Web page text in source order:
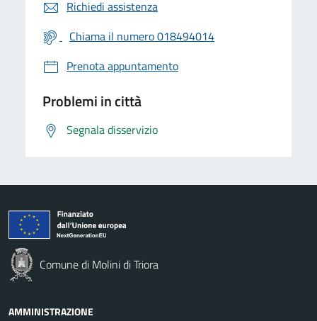
Richiedi assistenza
Chiama il numero 018494014
Prenota appuntamento
Problemi in città
Segnala disservizio
Comune di Molini di Triora
AMMINISTRAZIONE